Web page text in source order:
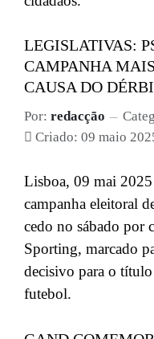
LEGISLATIVAS:
CAMPANHA
CAUSA DO DÉRBI
Por: redacção
Criado: 09 maio
Lisboa, 09 mai
campanha eleitoral
cedo no sábado por
Sporting, marcado
decisivo para o
futebol.